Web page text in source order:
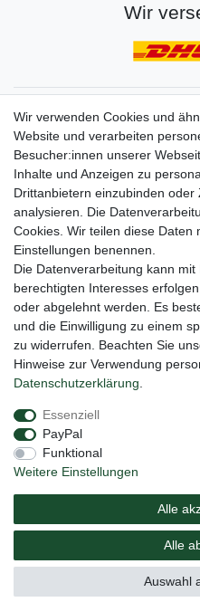
Wir
Gerne halten wir
VORNAME
E-MAIL **
Newsletter
Honig
Hiermit bestätige ich, dass ich die
Einwilligung kann ich jederzeit
Impressum
Versand Elektrogesetz
© Copyright 2020 NAUC. Alle
Wir verwenden Cookies und
Website und verarbeiten
Besucher:innen unserer
Inhalte und Anzeigen zu
Drittanbietern einzubinden
analysieren. Die
Cookies. Wir teilen diese Daten
Einstellungen benennen.
Die Datenverarbeitung kann
berechtigten Interesses
oder abgelehnt werden. Es
und die Einwilligung zu einem
zu widerrufen. Beachten Sie
Hinweise zur Verwendung
Daten­schutz­erklärung
Essenziell
PayPal
Funktional
Weitere Einstellungen
Alle
Alle
Auswahl